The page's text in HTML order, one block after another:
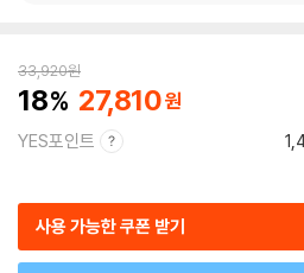
33,920원
18 27,810
YES포인트
사용 가능한 쿠폰 받기